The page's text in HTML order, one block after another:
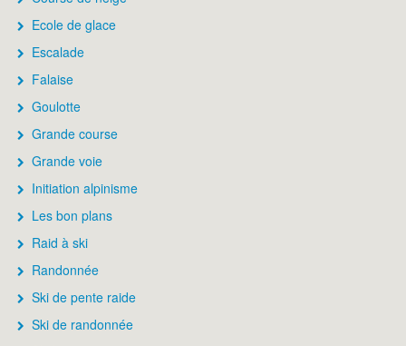
Ecole de glace
Escalade
Falaise
Goulotte
Grande course
Grande voie
Initiation alpinisme
Les bon plans
Raid à ski
Randonnée
Ski de pente raide
Ski de randonnée